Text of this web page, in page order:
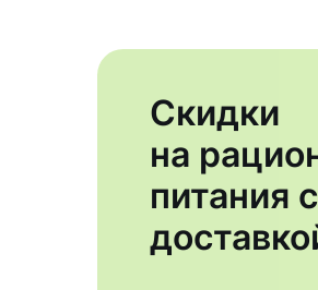
Скидки
на
питания с